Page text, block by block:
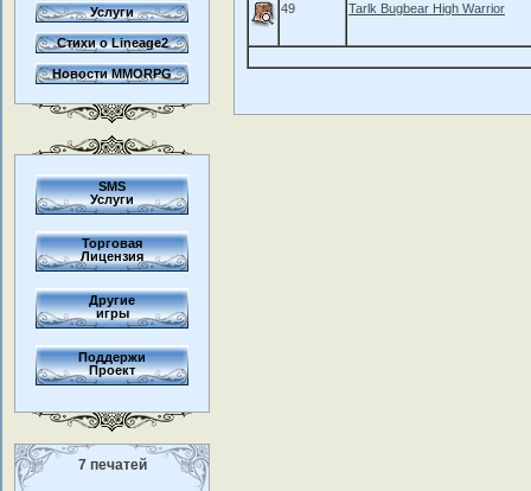
Услуги
Стихи о Lineage2
Новости MMORPG
SMS
Услуги
Торговая
Лицензия
Другие
игры
Поддержи
Проект
7 печатей
49 Tarlk Bugbear High Warrior